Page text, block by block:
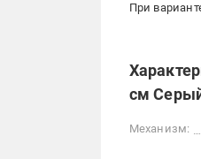
При
см
Механизм: